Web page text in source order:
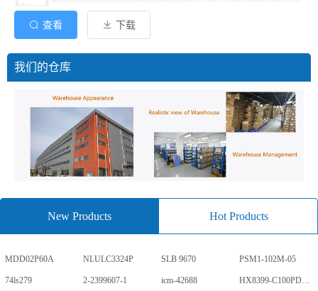
查看 下载
我们的仓库
New Products Hot Products
MDD02P60A NLULC3324P SLB 9670 PSM1-102M-05
74ls279 2-2399607-1 icm-42688 HX8399-C100PD1700-GP